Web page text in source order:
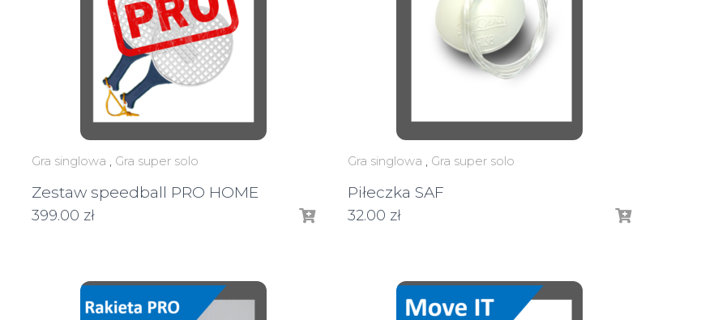
Gra singlowa , Gra super solo
Zestaw speedball PRO HOME
399.00 zł
Gra singlowa , Gra super solo
Piłeczka SAF
32.00 zł